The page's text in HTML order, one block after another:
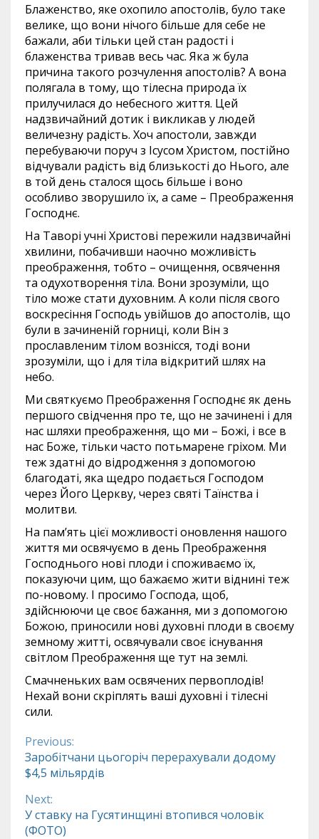
Блаженство, яке охопило апостолів, було таке
велике, що вони нічого більше для себе не
бажали, аби тільки цей стан радості і
блаженства тривав весь час. Яка ж була
причина такого розчулення апостолів? А вона
полягала в тому, що тілесна природа їх
прилучилася до небесного життя. Цей
надзвичайний дотик і викликав у людей
величезну радість. Хоч апостоли, завжди
перебуваючи поруч з Ісусом Христом, постійно
відчували радість від близькості до Нього, але
в той день сталося щось більше і воно
особливо зворушило їх, а саме – Преображення
Господнє.
На Таворі учні Христові пережили надзвичайні
хвилини, побачивши наочно можливість
преображення, тобто – очищення, освячення
та одухотворення тіла. Вони зрозуміли, що
тіло може стати духовним. А коли після свого
воскресіння Господь увійшов до апостолів, що
були в зачиненій горниці, коли Він з
прославленим тілом вознісся, тоді вони
зрозуміли, що і для тіла відкритий шлях на
небо.
Ми святкуємо Преображення Господнє як день
першого свідчення про те, що не зачинені і для
нас шляхи преображення, що ми – Божі, і все в
нас Боже, тільки часто потьмарене гріхом. Ми
теж здатні до відродження з допомогою
благодаті, яка щедро подається Господом
через Його Церкву, через святі Таїнства і
молитви.
На пам’ять цієї можливості оновлення нашого
життя ми освячуємо в день Преображення
Господнього нові плоди і споживаємо їх,
показуючи цим, що бажаємо жити віднині теж
по-новому. І просимо Господа, щоб,
здійснюючи це своє бажання, ми з допомогою
Божою, приносили нові духовні плоди в своєму
земному житті, освячували своє існування
світлом Преображення ще тут на землі.
Смачненьких вам освячених первоплодів!
Нехай вони скріплять ваші духовні і тілесні
сили.
Continue
Reading
Previous:
Заробітчани цьогоріч перерахували додому
$4,5 мільярдів
Next:
У ставку на Гусятинщині втопився чоловік
(ФОТО)